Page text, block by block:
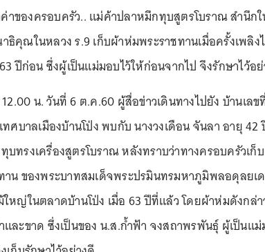
าของครอบครัว.. แม่ค้าปลาหมึกทุบสูตรโบราณ สำนึก
ธิคุณในหลวง ร.9 เก็บผ้าห่มพระราชทานเมื่อครั้งเพลิ
ปีก่อน ซึ่งผู้เป็นแม่มอบไว้ให้ก่อนจากไป จึงรักษาไว้อ
12.00 น. วันที่ 6 ต.ค.60 ผู้สื่อข่าวเดินทางไปยัง บ้านเล
ทศบาลเมืองบ้านโป่ง พบกับ นางวงเดือน จันลา อายุ 42
บทรงเครื่องสูตรโบราณ หลังทราบว่าทางครอบครัวเก็
าน ของพระบาทสมเด็จพระปรมินทรมหาภูมิพลอดุลยเ
ใหญ่ในตลาดบ้านโป่ง เมื่อ 63 ปีที่แล้ว โดยผ้าห่มดังกล่
และขาด ซึ่งเป็นของ น.ส.ก้ำฟ้า จงสถาพรพันธุ์ ผู้เป็นแ